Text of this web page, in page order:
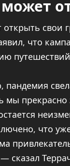
свои
что
пандемия
мы
что
сказал